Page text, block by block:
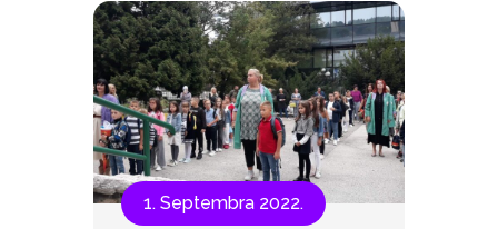
1. Septembra 2022.